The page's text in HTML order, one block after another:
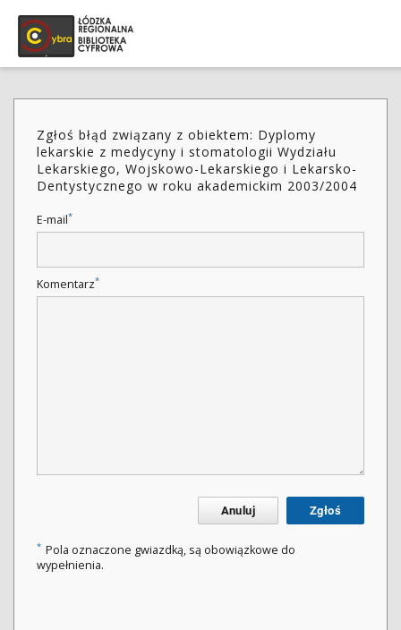
Zgłoś błąd związany z obiektem: Dyplomy
lekarskie z medycyny i stomatologii Wydziału
Lekarskiego, Wojskowo-Lekarskiego i Lekarsko-
Dentystycznego w roku akademickim 2003/2004
E-mail*
Komentarz*
Anuluj Zgłoś
* Pola oznaczone gwiazdką, są obowiązkowe do
wypełnienia.